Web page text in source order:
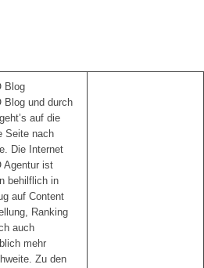
Blog
Blog und durch
auf die
Seite nach
Die Internet
Agentur ist
behilflich in
auf Content
Ranking
auch
mehr
Zu den